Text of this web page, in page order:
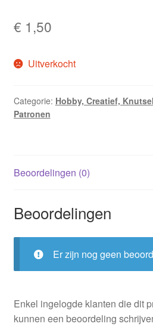
€ 1,50
Uitverkocht
Categorie: Hobby, Creatief,
Patronen
Beoordelingen (0)
Beoordelingen
Er zijn nog geen
Enkel ingelogde klanten die dit
kunnen een beoordeling